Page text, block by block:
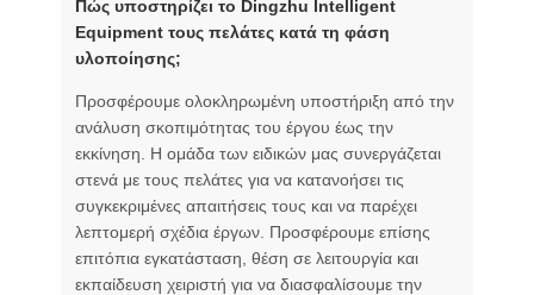
Πώς υποστηρίζει το Dingzhu Intelligent
Equipment τους πελάτες κατά τη φάση
υλοποίησης;
Προσφέρουμε ολοκληρωμένη υποστήριξη από την
ανάλυση σκοπιμότητας του έργου έως την
εκκίνηση. Η ομάδα των ειδικών μας συνεργάζεται
στενά με τους πελάτες για να κατανοήσει τις
συγκεκριμένες απαιτήσεις τους και να παρέχει
λεπτομερή σχέδια έργων. Προσφέρουμε επίσης
επιτόπια εγκατάσταση, θέση σε λειτουργία και
εκπαίδευση χειριστή για να διασφαλίσουμε την